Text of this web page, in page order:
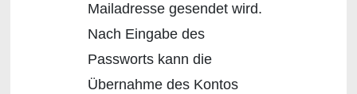
Mailadresse gesendet wird.
Nach Eingabe des
Passworts kann die
Übernahme des Kontos